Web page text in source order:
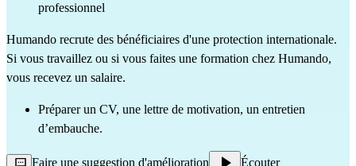
professionnel
Humando recrute des bénéficiaires d'une protection internationale.
Si vous travaillez ou si vous faites une formation chez Humando,
vous recevez un salaire.
Préparer un CV, une lettre de motivation, un entretien
d’embauche.
Faire une suggestion d'amélioration Écouter